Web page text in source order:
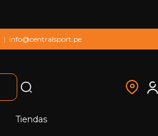
| info@centralsport.pe
Tiendas